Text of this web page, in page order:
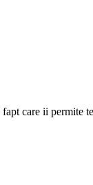
fapt care ii permite